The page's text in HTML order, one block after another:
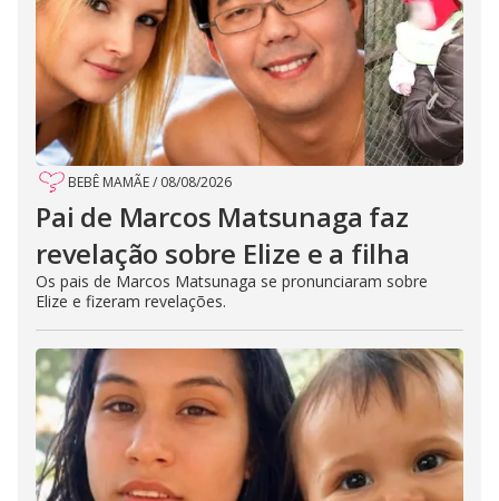
BEBÊ MAMÃE/ 08/08/2026
Pai de Marcos Matsunaga faz
revelação sobre Elize e a filha
Os pais de Marcos Matsunaga se pronunciaram sobre
Elize e fizeram revelações.